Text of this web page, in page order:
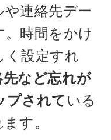
連絡先デー
時間をかけ
く設定すれ
など忘れが
プされている
す。